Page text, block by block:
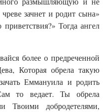
зачнет и родит сына»
Тогда ангел
более о предреченной
Которая обрела такую
Еммануила и родить
то ведает. Ты обрела
Твоими добродетелями,